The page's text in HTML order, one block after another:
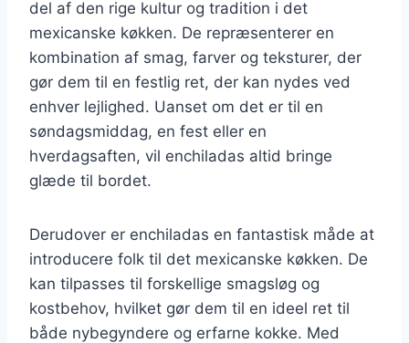
del af den rige kultur og tradition i det
mexicanske køkken. De repræsenterer en
kombination af smag, farver og teksturer, der
gør dem til en festlig ret, der kan nydes ved
enhver lejlighed. Uanset om det er til en
søndagsmiddag, en fest eller en
hverdagsaften, vil enchiladas altid bringe
glæde til bordet.
Derudover er enchiladas en fantastisk måde at
introducere folk til det mexicanske køkken. De
kan tilpasses til forskellige smagsløg og
kostbehov, hvilket gør dem til en ideel ret til
både nybegyndere og erfarne kokke. Med